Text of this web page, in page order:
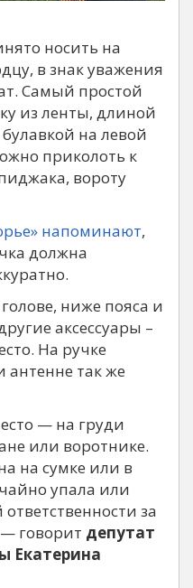
носить на
в знак уважения
Самый простой
из ленты, длиной
на левой
приколоть к
вороту
напоминают,
должна
ниже пояса и
аксессуары –
На ручке
так же
— на груди
или воротнике.
на сумке или в
упала или
за
говорит депутат
Екатерина